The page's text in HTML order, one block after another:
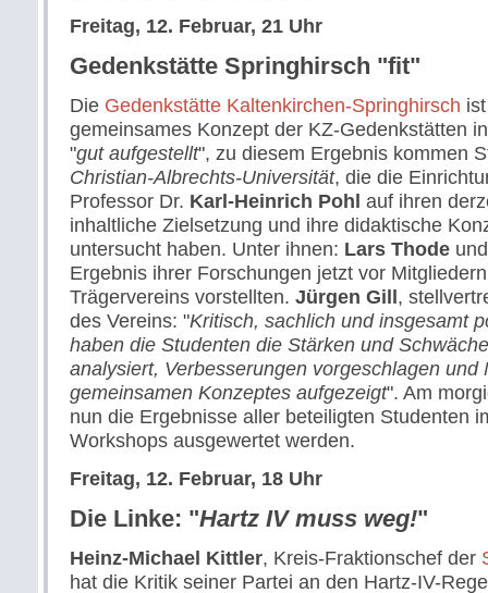
Freitag, 12. Februar, 21 Uhr
Gedenkstätte Springhirsch "fit"
Die Gedenkstätte Kaltenkirchen-Springhirsch
gemeinsames Konzept der KZ-Gedenkstätten
"gut aufgestellt", zu diesem Ergebnis kommen
Christian-Albrechts-Universität, die die
Professor Dr. Karl-Heinrich Pohl auf ihren
inhaltliche Zielsetzung und ihre didaktische
untersucht haben. Unter ihnen: Lars Thode
Ergebnis ihrer Forschungen jetzt vor
Trägervereins vorstellten. Jürgen Gill,
des Vereins: "Kritisch, sachlich und insgesamt
haben die Studenten die Stärken und
analysiert, Verbesserungen vorgeschlagen und
gemeinsamen Konzeptes aufgezeigt". Am
nun die Ergebnisse aller beteiligten Studenten
Workshops ausgewertet werden.
Freitag, 12. Februar, 18 Uhr
Die Linke: "Hartz IV muss weg!"
Heinz-Michael Kittler, Kreis-Fraktionschef der
hat die Kritik seiner Partei an den Hartz-IV-